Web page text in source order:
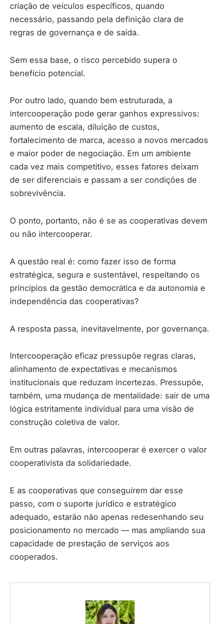
criação de veículos específicos, quando
necessário, passando pela definição clara de
regras de governança e de saída.
Sem essa base, o risco percebido supera o
benefício potencial.
Por outro lado, quando bem estruturada, a
intercooperação pode gerar ganhos expressivos:
aumento de escala, diluição de custos,
fortalecimento de marca, acesso a novos mercados
e maior poder de negociação. Em um ambiente
cada vez mais competitivo, esses fatores deixam
de ser diferenciais e passam a ser condições de
sobrevivência.
O ponto, portanto, não é se as cooperativas devem
ou não intercooperar.
A questão real é: como fazer isso de forma
estratégica, segura e sustentável, respeitando os
princípios da gestão democrática e da autonomia e
independência das cooperativas?
A resposta passa, inevitavelmente, por governança.
Intercooperação eficaz pressupõe regras claras,
alinhamento de expectativas e mecanismos
institucionais que reduzam incertezas. Pressupõe,
também, uma mudança de mentalidade: sair de uma
lógica estritamente individual para uma visão de
construção coletiva de valor.
Em outras palavras, intercooperar é exercer o valor
cooperativista da solidariedade.
E as cooperativas que conseguirem dar esse
passo, com o suporte jurídico e estratégico
adequado, estarão não apenas redesenhando seu
posicionamento no mercado — mas ampliando sua
capacidade de prestação de serviços aos
cooperados.